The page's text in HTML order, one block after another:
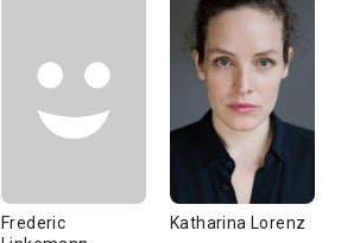
Frederic
Katharina Lorenz